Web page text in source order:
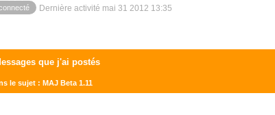
Dernière activité mai 31 2012 13:35
que j'ai postés
le sujet : MAJ Beta 1.11